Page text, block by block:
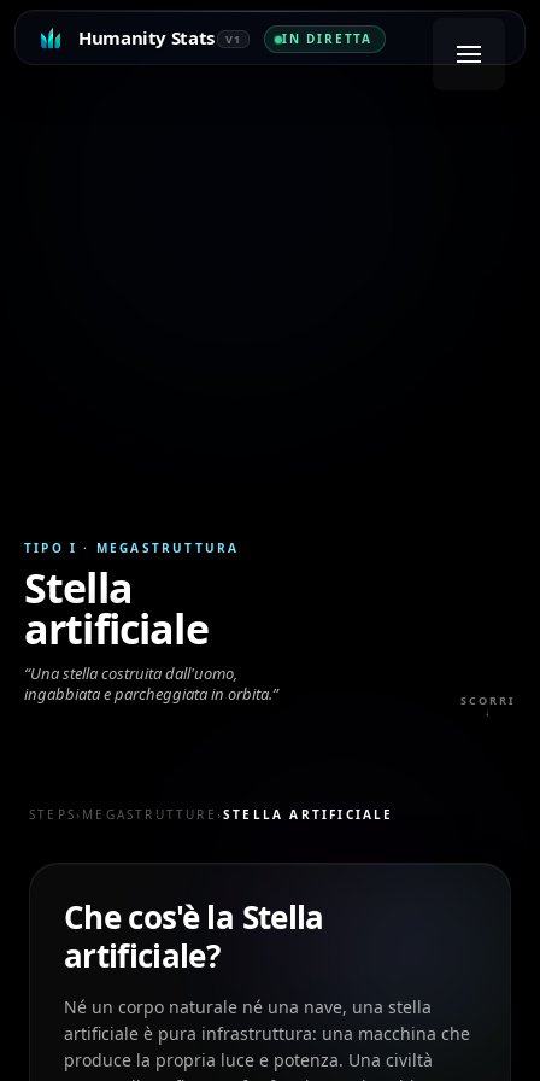
Humanity Stats V1 IN DIRETTA
TIPO I · MEGASTRUTTURA
Stella
artificiale
“Una stella costruita dall'uomo,
ingabbiata e parcheggiata in orbita.”
SCORRI
↓
STEPS › MEGASTRUTTURE ›STELLA ARTIFICIALE
Che cos'è la Stella
artificiale?
Né un corpo naturale né una nave, una stella
artificiale è pura infrastruttura: una macchina che
produce la propria luce e potenza. Una civiltà